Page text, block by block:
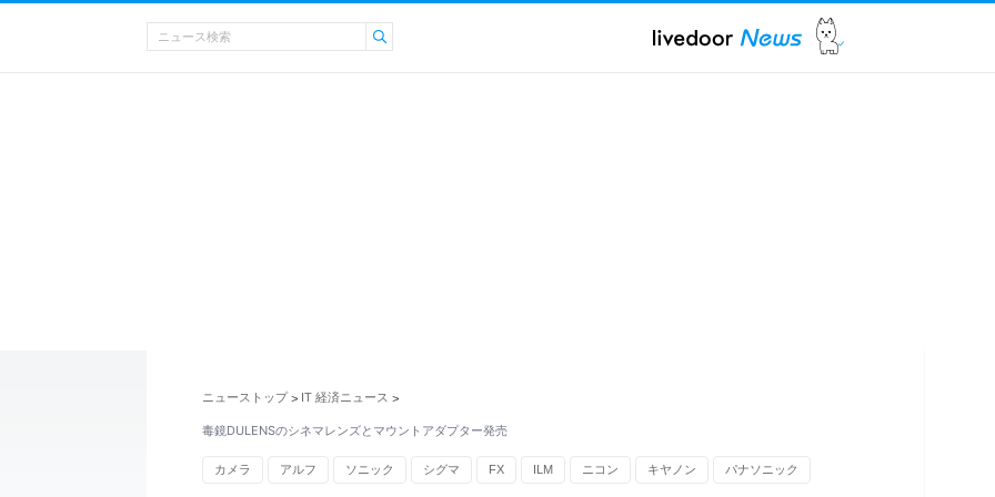
ニューストップ > IT 経済ニュース >
毒鏡DULENSのシネマレンズとマウントアダプター発売
カメラ アルフ ソニック シグマ FX ILM ニコン キヤノン パナソニック